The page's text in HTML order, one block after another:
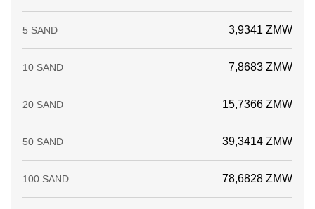
5 SAND 3,9341 ZMW
10 SAND 7,8683 ZMW
20 SAND 15,7366 ZMW
50 SAND 39,3414 ZMW
100 SAND 78,6828 ZMW